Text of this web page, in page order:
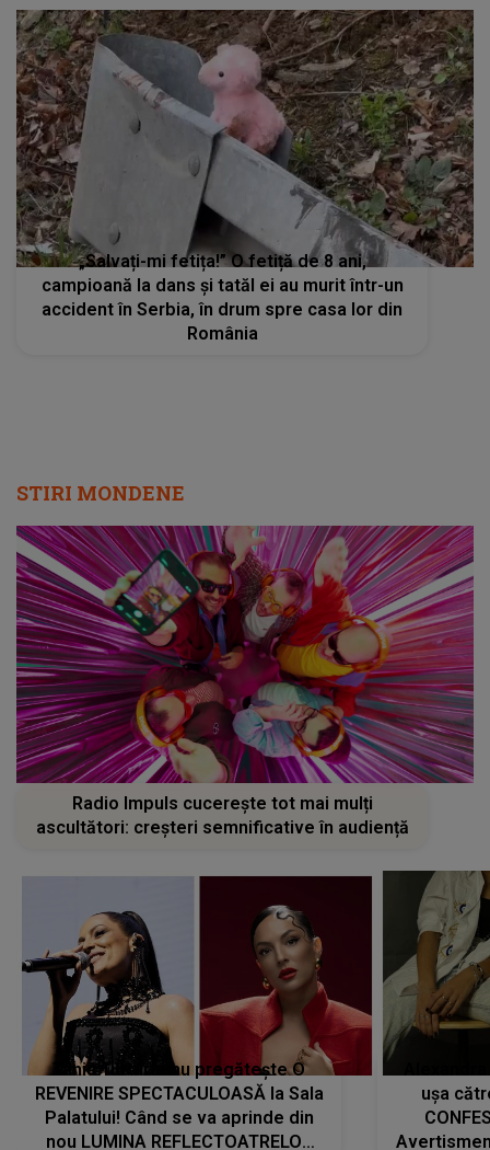
„Salvați-mi fetița!” O fetiță de 8 ani,
campioană la dans și tatăl ei au murit într-un
accident în Serbia, în drum spre casa lor din
România
STIRI MONDENE
Radio Impuls cucerește tot mai mulți
ascultători: creșteri semnificative în audiență
Tania Turtureanu pregătește O
REVENIRE SPECTACULOASĂ la Sala
Palatului! Când se va aprinde din
nou LUMINA REFLECTOATRELOR
ușa